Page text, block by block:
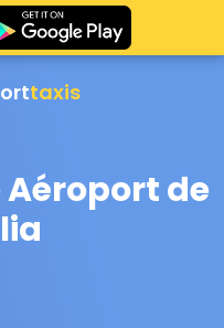
taxis
de